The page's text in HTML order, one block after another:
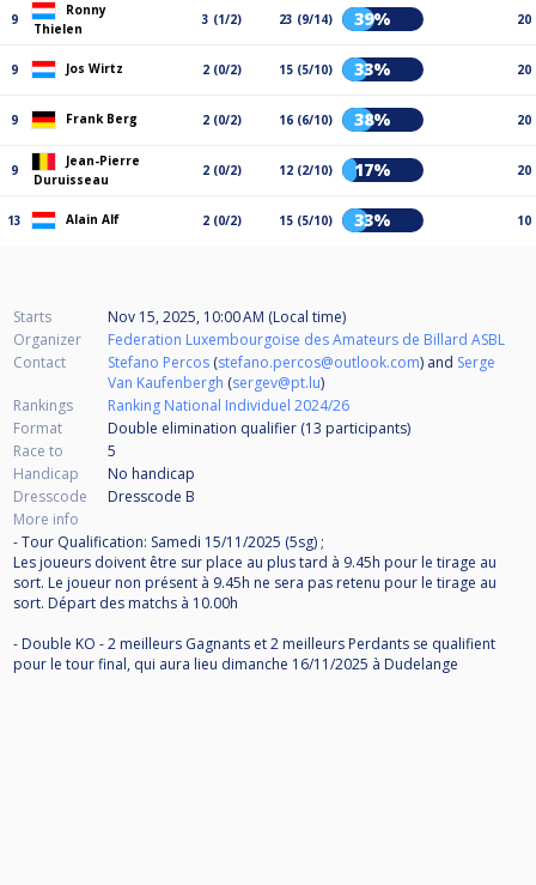
9
Ronny
Thielen
3 (1/2) 23 (9/14) 39% 20
9 Jos Wirtz 2 (0/2) 15 (5/10) 33% 20
9 Frank Berg 2 (0/2) 16 (6/10) 38% 20
9
Jean-Pierre
Duruisseau
2 (0/2) 12 (2/10) 17% 20
13 Alain Alf 2 (0/2) 15 (5/10) 33% 10
Starts
Nov 15, 2025, 10:00 AM (Local time)
Organizer
Federation Luxembourgoise des Amateurs de Billard ASBL
Contact
Stefano Percos (stefano.percos@outlook.com) and Serge
Van Kaufenbergh (sergev@pt.lu)
Rankings
Ranking National Individuel 2024/26
Format
Double elimination qualifier (13 participants)
Race to
5
Handicap
No handicap
Dresscode
Dresscode B
More info
- Tour Qualification: Samedi 15/11/2025 (5sg) ;
Les joueurs doivent être sur place au plus tard à 9.45h pour le tirage au
sort. Le joueur non présent à 9.45h ne sera pas retenu pour le tirage au
sort. Départ des matchs à 10.00h
- Double KO - 2 meilleurs Gagnants et 2 meilleurs Perdants se qualifient
pour le tour final, qui aura lieu dimanche 16/11/2025 à Dudelange